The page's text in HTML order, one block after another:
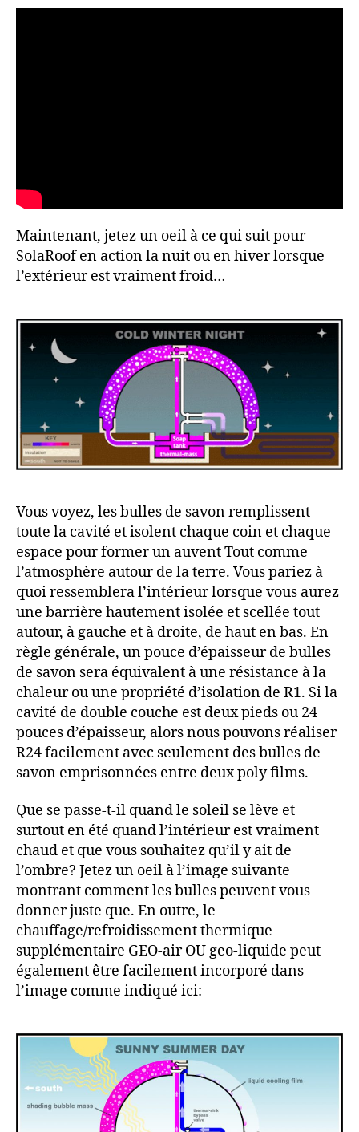
Maintenant, jetez un oeil à ce qui suit pour
SolaRoof en action la nuit ou en hiver lorsque
l’extérieur est vraiment froid…
Vous voyez, les bulles de savon remplissent
toute la cavité et isolent chaque coin et chaque
espace pour former un auvent Tout comme
l’atmosphère autour de la terre. Vous pariez à
quoi ressemblera l’intérieur lorsque vous aurez
une barrière hautement isolée et scellée tout
autour, à gauche et à droite, de haut en bas. En
règle générale, un pouce d’épaisseur de bulles
de savon sera équivalent à une résistance à la
chaleur ou une propriété d’isolation de R1. Si la
cavité de double couche est deux pieds ou 24
pouces d’épaisseur, alors nous pouvons réaliser
R24 facilement avec seulement des bulles de
savon emprisonnées entre deux poly films.
Que se passe-t-il quand le soleil se lève et
surtout en été quand l’intérieur est vraiment
chaud et que vous souhaitez qu’il y ait de
l’ombre? Jetez un oeil à l’image suivante
montrant comment les bulles peuvent vous
donner juste que. En outre, le
chauffage/refroidissement thermique
supplémentaire GEO-air OU geo-liquide peut
également être facilement incorporé dans
l’image comme indiqué ici: